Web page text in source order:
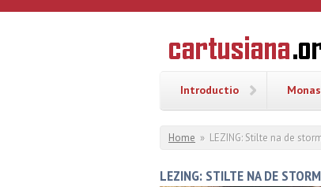
Overslaan en naar de inhoud gaan
Geschiedenis
van de
Introductio
U bent hier
Home » LEZING: Stilte na de
LEZING: STILTE NA DE STORM